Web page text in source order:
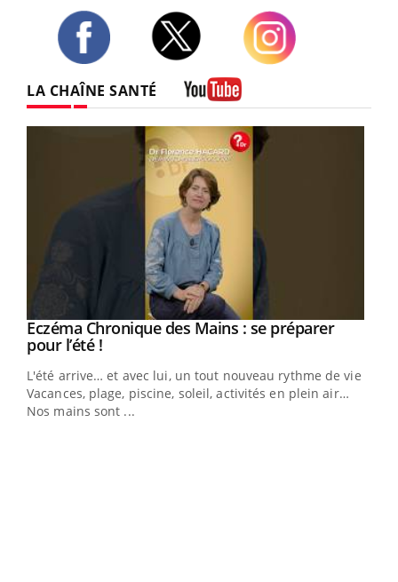
LA CHAÎNE SANTÉ
Youtube
Eczéma Chronique des Mains : se préparer
pour l’été !Youtube
L'été arrive… et avec lui, un tout nouveau rythme de vie !
Vacances, plage, piscine, soleil, activités en plein air…
Nos mains sont ...